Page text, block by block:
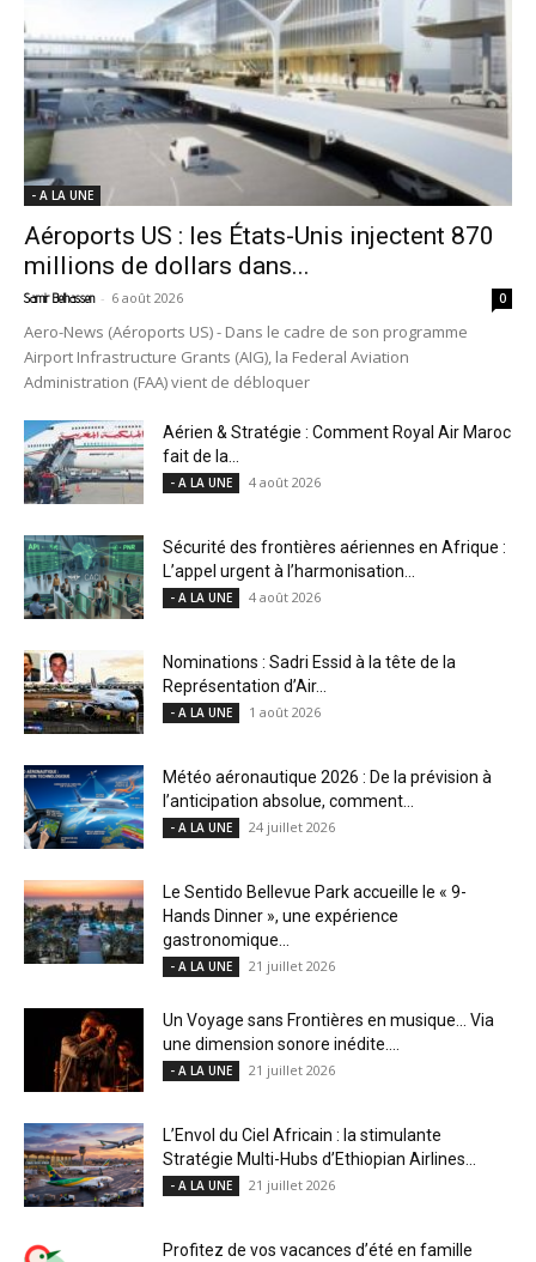
- A LA UNE
Aéroports US : les États-Unis injectent 870
millions de dollars dans...
Samir Belhassen - 6 août 2026 0
Aero-News (Aéroports US) - Dans le cadre de son programme
Airport Infrastructure Grants (AIG), la Federal Aviation
Administration (FAA) vient de débloquer
Aérien & Stratégie : Comment Royal Air Maroc
fait de la...
- A LA UNE 4 août 2026
Sécurité des frontières aériennes en Afrique :
L’appel urgent à l’harmonisation...
- A LA UNE 4 août 2026
Nominations : Sadri Essid à la tête de la
Représentation d’Air...
- A LA UNE 1 août 2026
Météo aéronautique 2026 : De la prévision à
l’anticipation absolue, comment...
- A LA UNE 24 juillet 2026
Le Sentido Bellevue Park accueille le « 9-
Hands Dinner », une expérience
gastronomique...
- A LA UNE 21 juillet 2026
Un Voyage sans Frontières en musique… Via
une dimension sonore inédite....
- A LA UNE 21 juillet 2026
L’Envol du Ciel Africain : la stimulante
Stratégie Multi-Hubs d’Ethiopian Airlines...
- A LA UNE 21 juillet 2026
Profitez de vos vacances d’été en famille